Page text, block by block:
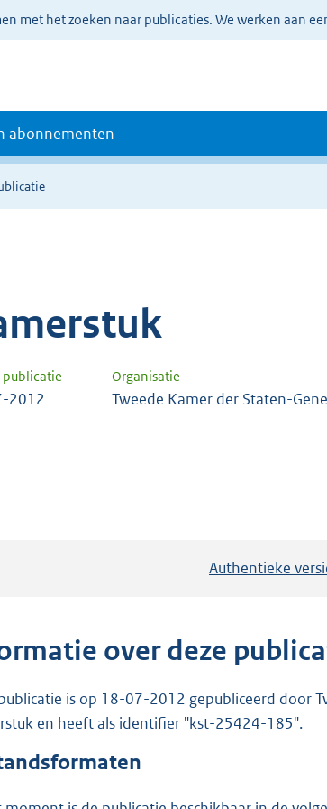
met het zoeken naar publicaties. We werken aan
abonnementen
publicatie Organisatie
2012 Tweede Kamer der Staten-
Authentieke
over deze
is op 18-07-2012 gepubliceerd door
en heeft als identifier "kst-25424-185".